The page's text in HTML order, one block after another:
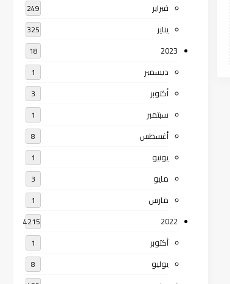
فبراير 249
يناير 325
2023
18
ديسمبر 1
أكتوبر 3
سبتمبر 1
أغسطس 8
يونيو 1
مايو 3
مارس 1
2022
4215
أكتوبر 1
يوليو 8